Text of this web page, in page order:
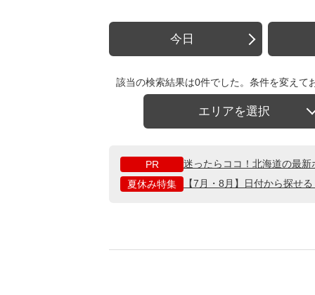
今日
該当の検索結果は0件でした。条件を変えて
エリアを選択
PR
迷ったらココ！北海道の最
夏休み特集
【7月・8月】日付から探せ